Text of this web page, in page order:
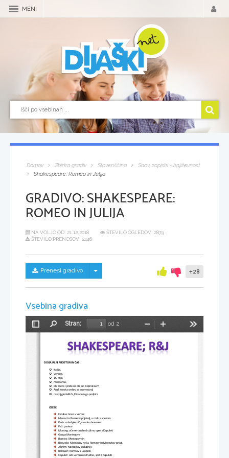
MENI
Domov Zbirka gradiv Slovenščina
Snov, zapiski - književnost
Shakespeare: Romeo in Julija
GRADIVO:SHAKESPEARE:
ROMEO IN JULIJA
NA VOLJO OD: 21.12.2018
ŠTEVILO OGLEDOV: 2879
ŠTEVILO PRENOSOV: 2446
Prenesi gradivo Skrij/prikaži meni +28
Vsebina gradiva
Preklopi
Stran:
od 2
Pomanjšaj
DOGAJALNI PROSTOR IN ČAS

Italija,

Verona,

16. stol,

renesansa,

Elizabeta I pride na oblast, kapitalizem

Anglikanska cerkev se osamosvoji

razvoj gledališča, Elizabeta ga podpira
OSEBE
Escalus: knez v Veroni
Mercuito: Romeov prijatelj, v rodu s knezom
Paris: mlad plemič, v rodu s knezom
Paž: parisov
Monteg: oče veronske družine, spre s Kapuleti
Gospa Montegova
Romeo: Montegov sin
Benvolio: Montegov neča, Romeov in Mercuitov prijat.
Abram: Montegov služabnik
Baltazar: Romeov služabnik
Capulet: oče veronske družine, sprt z Kapuleti